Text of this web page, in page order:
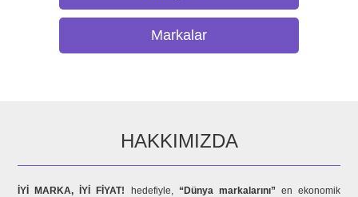
Markalar
HAKKIMIZDA
İYİ MARKA, İYİ FİYAT! hedefiyle, “Dünya markalarını” en ekonomik